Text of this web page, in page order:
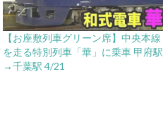
【お座敷列車グリーン席】中央本線
を走る特別列車「華」に乗車 甲府駅
→千葉駅 4/21